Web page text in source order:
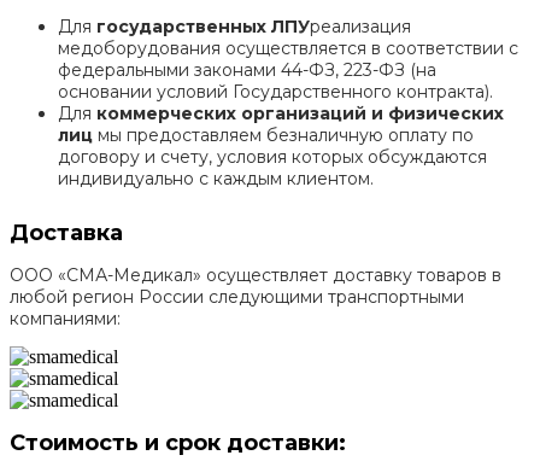
Для государственных ЛПУреализация
медоборудования осуществляется в соответствии с
федеральными законами 44-ФЗ, 223-ФЗ (на
основании условий Государственного контракта).
Для коммерческих организаций и физических
лиц мы предоставляем безналичную оплату по
договору и счету, условия которых обсуждаются
индивидуально с каждым клиентом.
Доставка
ООО «СМА-Медикал» осуществляет доставку товаров в
любой регион России следующими транспортными
компаниями:
Стоимость и срок доставки: